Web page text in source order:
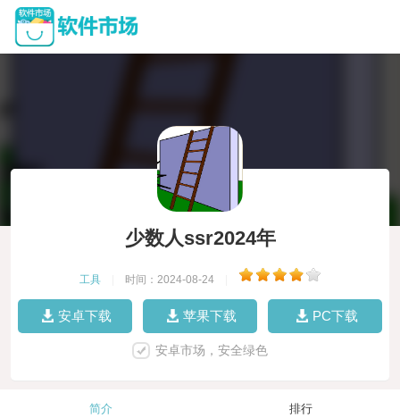
少数人ssr2024年
工具 时间：2024-08-24
安卓下载 苹果下载 PC下载
安卓市场，安全绿色
简介 排行